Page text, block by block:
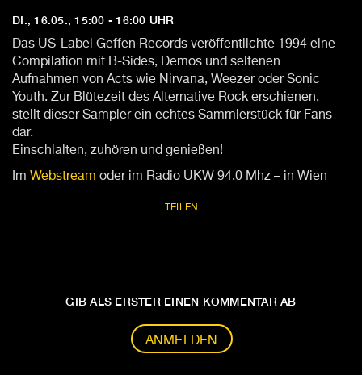
DI., 16.05., 15:00 - 16:00 UHR
Das US-Label Geffen Records veröffentlichte 1994 eine
Compilation mit B-Sides, Demos und seltenen
Aufnahmen von Acts wie Nirvana, Weezer oder Sonic
Youth. Zur Blütezeit des Alternative Rock erschienen,
stellt dieser Sampler ein echtes Sammlerstück für Fans
dar.
Einschlalten, zuhören und genießen!
Im Webstream oder im Radio UKW 94.0 Mhz – in Wien
TEILEN
GIB ALS ERSTER EINEN KOMMENTAR AB
ANMELDEN